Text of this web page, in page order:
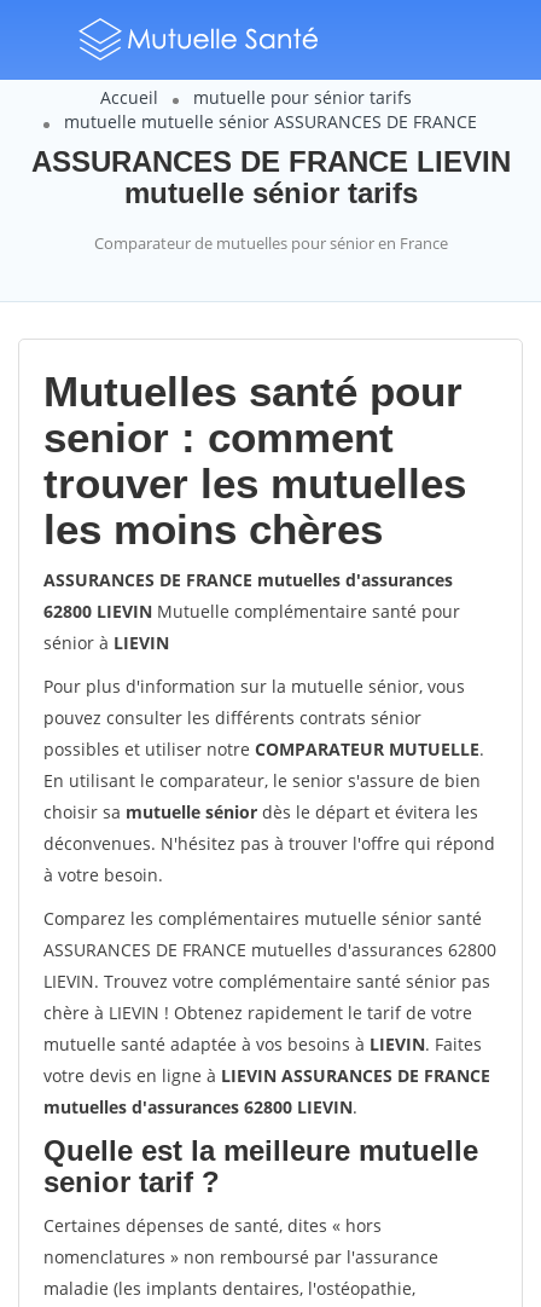
Accueil
mutuelle pour sénior tarifs
mutuelle mutuelle sénior ASSURANCES DE FRANCE
ASSURANCES DE FRANCE LIEVIN
mutuelle sénior tarifs
Comparateur de mutuelles pour sénior en France
Mutuelles santé pour
senior : comment
trouver les mutuelles
les moins chères
ASSURANCES DE FRANCE mutuelles d'assurances
62800 LIEVIN Mutuelle complémentaire santé pour
sénior à LIEVIN
Pour plus d'information sur la mutuelle sénior, vous
pouvez consulter les différents contrats sénior
possibles et utiliser notre COMPARATEUR MUTUELLE.
En utilisant le comparateur, le senior s'assure de bien
choisir sa mutuelle sénior dès le départ et évitera les
déconvenues. N'hésitez pas à trouver l'offre qui répond
à votre besoin.
Comparez les complémentaires mutuelle sénior santé
ASSURANCES DE FRANCE mutuelles d'assurances 62800
LIEVIN. Trouvez votre complémentaire santé sénior pas
chère à LIEVIN ! Obtenez rapidement le tarif de votre
mutuelle santé adaptée à vos besoins à LIEVIN. Faites
votre devis en ligne à LIEVIN ASSURANCES DE FRANCE
mutuelles d'assurances 62800 LIEVIN.
Quelle est la meilleure mutuelle
senior tarif ?
Certaines dépenses de santé, dites « hors
nomenclatures » non remboursé par l'assurance
maladie (les implants dentaires, l'ostéopathie,